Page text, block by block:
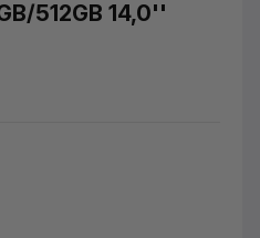
512GB 14,0''